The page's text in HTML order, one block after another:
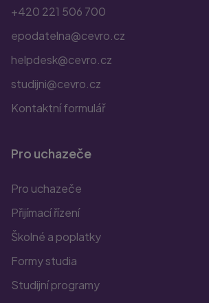
+420 221 506 700
epodatelna@cevro.cz
helpdesk@cevro.cz
studijni@cevro.cz
Kontaktní formulář
Pro uchazeče
Pro uchazeče
Přijímací řízení
Školné a poplatky
Formy studia
Studijní programy